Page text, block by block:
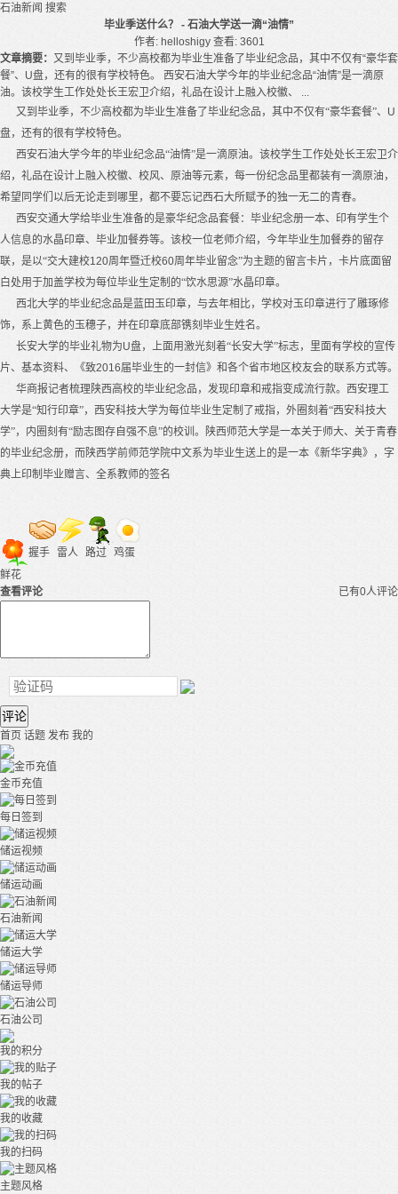
石油新闻 搜索
毕业季送什么？ - 石油大学送一滴“油情”
作者: helloshigy 查看: 3601
文章摘要： 又到毕业季，不少高校都为毕业生准备了毕业纪念品，其中不仅有“豪华套
餐”、U盘，还有的很有学校特色。 西安石油大学今年的毕业纪念品“油情”是一滴原
油。该校学生工作处处长王宏卫介绍，礼品在设计上融入校徽、 ...
又到毕业季，不少高校都为毕业生准备了毕业纪念品，其中不仅有“豪华套餐”、 U
盘，还有的很有学校特色。
西安石油大学今年的毕业纪念品“油情”是一滴原油。该校学生工作处处长王宏卫介
绍，礼品在设计上融入校徽、校风、原油等元素，每一份纪念品里都装有一滴原油，
希望同学们以后无论走到哪里，都不要忘记西石大所赋予的独一无二的青春。
西安交通大学给毕业生准备的是豪华纪念品套餐：毕业纪念册一本、印有学生个
人信息的水晶印章、毕业加餐券等。该校一位老师介绍，今年毕业生加餐券的留存
联，是以“交大建校120周年暨迁校60周年毕业留念”为主题的留言卡片，卡片底面留
白处用于加盖学校为每位毕业生定制的“饮水思源”水晶印章。
西北大学的毕业纪念品是蓝田玉印章，与去年相比，学校对玉印章进行了雕琢修
饰，系上黄色的玉穗子，并在印章底部镌刻毕业生姓名。
长安大学的毕业礼物为U盘，上面用激光刻着“长安大学”标志，里面有学校的宣传
片、基本资料、《致2016届毕业生的一封信》和各个省市地区校友会的联系方式等。
华商报记者梳理陕西高校的毕业纪念品，发现印章和戒指变成流行款。西安理工
大学是“知行印章”，西安科技大学为每位毕业生定制了戒指，外圈刻着“西安科技大
学”，内圈刻有“励志图存自强不息”的校训。陕西师范大学是一本关于师大、关于青春
的毕业纪念册，而陕西学前师范学院中文系为毕业生送上的是一本《新华字典》，字
典上印制毕业赠言、全系教师的签名
鲜花
握手 雷人 路过 鸡蛋
已有0人评论
查看评论
评论
首页 话题 发布 我的
金币充值
每日签到
储运视频
储运动画
石油新闻
储运大学
储运导师
石油公司
我的积分
我的帖子
我的收藏
我的扫码
主题风格